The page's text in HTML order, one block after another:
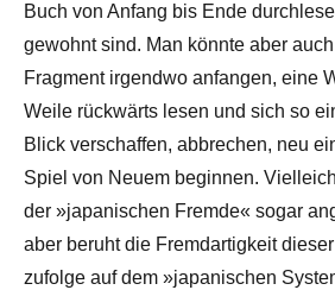
Buch von Anfang bis Ende
gewohnt sind. Man könnte aber
Fragment irgendwo anfangen, eine
Weile rückwärts lesen und sich so
Blick verschaffen, abbrechen, neu
Spiel von Neuem beginnen.
der »japanischen Fremde« sogar
aber beruht die Fremdartigkeit
zufolge auf dem »japanischen